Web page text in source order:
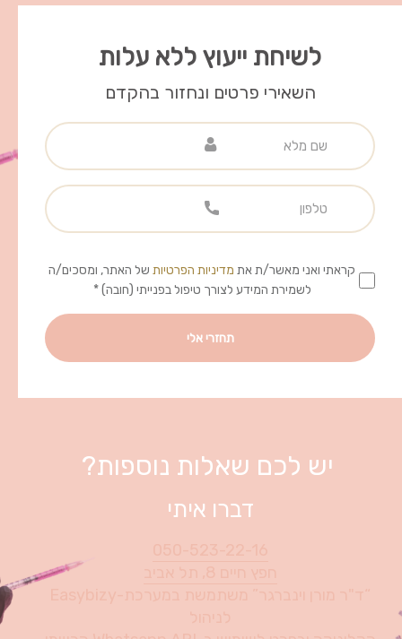
לשיחת ייעוץ ללא עלות
השאירי פרטים ונחזור בהקדם
קראתי ואני מאשר/ת את מדיניות הפרטיות של האתר, ומסכים/ה
לשמירת המידע לצורך טיפול בפנייתי (חובה) *
יש לכם שאלות נוספות?
דברו איתי